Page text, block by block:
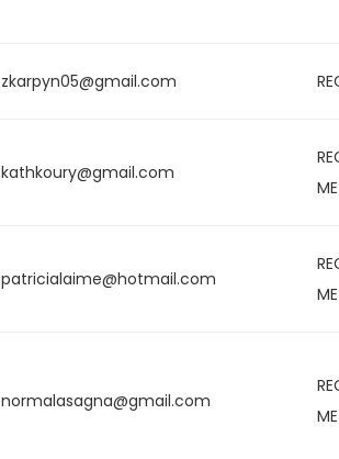
zkarpyn05@gmail.com
kathkoury@gmail.com
patricialaime@hotmail.com
normalasagna@gmail.com